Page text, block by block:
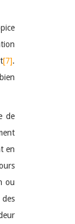
[7].
de
en
ou